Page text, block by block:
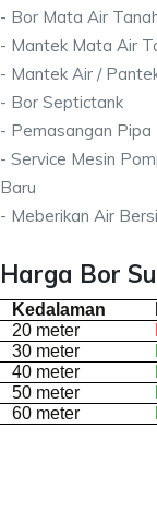
- Bor Mata Air
- Mantek Mata Air
- Mantek Air /
- Bor Septictank
- Pemasangan Pipa
- Service Mesin
Baru
- Meberikan Air
Harga Bor
Kedalaman
20 meter
30 meter
40 meter
50 meter
60 meter